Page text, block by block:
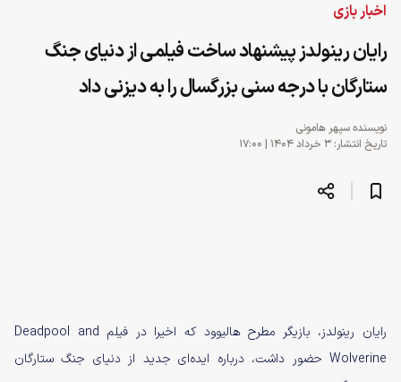
اخبار بازی
رایان رینولدز پیشنهاد ساخت فیلمی از دنیای جنگ
ستارگان با درجه سنی بزرگسال را به دیزنی داد
نویسندهسپهر هامونی
تاریخ انتشار: ۳ خرداد ۱۴۰۴ | ۱۷:۰۰
رایان رینولدز، بازیگر مطرح هالیوود که اخیرا در فیلم Deadpool and
Wolverine حضور داشت، درباره ایده‌ای جدید از دنیای جنگ ستارگان